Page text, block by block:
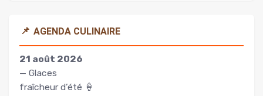
📌 AGENDA CULINAIRE
21 août 2026
— Glaces
fraîcheur d’été 🍦